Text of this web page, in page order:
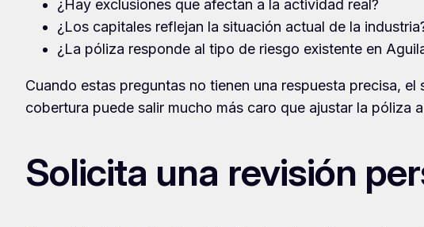
¿Hay exclusiones que afectan a la actividad real?
¿Los capitales reflejan la situación actual de la
¿La póliza responde al tipo de riesgo existente en
Cuando estas preguntas no tienen una respuesta precisa,
cobertura puede salir mucho más caro que ajustar la póliza
Solicita una revisión